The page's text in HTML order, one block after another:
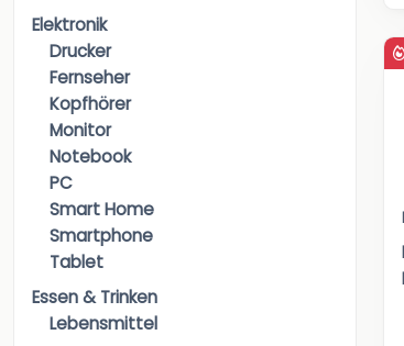
Elektronik
Drucker
Fernseher
Kopfhörer
Monitor
Notebook
PC
Smart Home
Smartphone
Tablet
Essen & Trinken
Lebensmittel